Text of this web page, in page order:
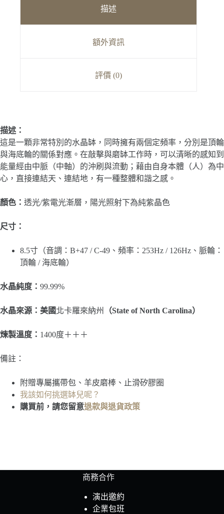
描述
額外資訊
評價 (0)
描述：
這是一顆非常特別的水晶缽，同時擁有兩個定頻率，分別是頂輪
與海底輪的關係對應。在敲擊與磨缽工作時，可以清晰的感知到
能量經由中脈（中軸）的沖刷與流動；藉由自身本體（人）為中
心，直接連結天、連結地，有一種整體和諧之感。
顏色： 透光/紫電光漸層，陽光照射下為純紫晶色
尺寸：
8.5寸（音調：B+47 / C-49、頻率：253Hz / 126Hz、脈輪：
頂輪 / 海底輪）
水晶純度： 99.99%
水晶來源：美國北卡羅來納州 （State of North Carolina）
煉製溫度： 1400度＋＋＋
備註：
附贈專屬攜帶包、羊皮磨棒、止滑矽膠圈
我該如何挑選缽兒呢？
購買前，請您留意退款與退貨政策
商務合作
演出邀約
企業包班